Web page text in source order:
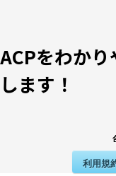
ACPをわか
します！
利用規